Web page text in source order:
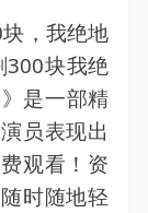
，我绝地
300块我绝
是一部精
员表现出
观看！资
时随地轻